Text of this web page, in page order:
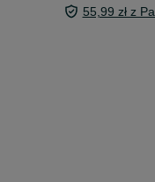
55,99 zł z